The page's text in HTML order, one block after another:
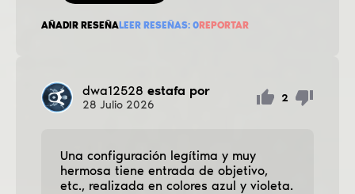
AÑADIR RESEÑALEER RESEÑAS: 0REPORTAR
dwa12528 estafa por
28 Julio 2026
2
Una configuración legítima y muy
hermosa tiene entrada de objetivo,
etc., realizada en colores azul y violeta.